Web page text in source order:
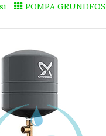
POMPA GRUNDFOS